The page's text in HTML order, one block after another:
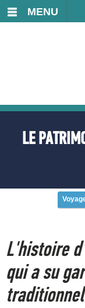
MENU
LE
L'histoire
qui a su